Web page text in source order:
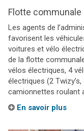
Flotte
Les agents de
favorisent les
voitures et vélo
de la flotte
vélos électriques, 4
électriques (2
camionnettes roulant
En savoir plus